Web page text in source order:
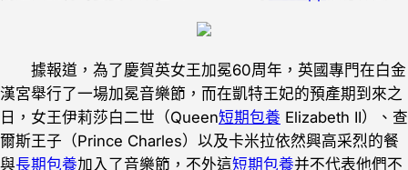
據報道，為了慶賀英女王加冕60周年，英國專門在白金
漢宮舉行了一場加冕音樂節，而在凱特王妃的預產期到來之
日，女王伊莉莎白二世（Queen短期包養 Elizabeth II）、查
爾斯王子（Prince Charles）以及卡米拉依然興高采烈的餐
與長期包養加入了音樂節，不外這短期包養并不代表他們不